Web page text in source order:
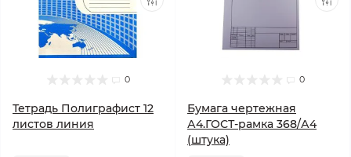
0
Тетрадь Полиграфист 12
листов линия
0
Бумага чертежная
А4.ГОСТ-рамка 368/А4
(штука)